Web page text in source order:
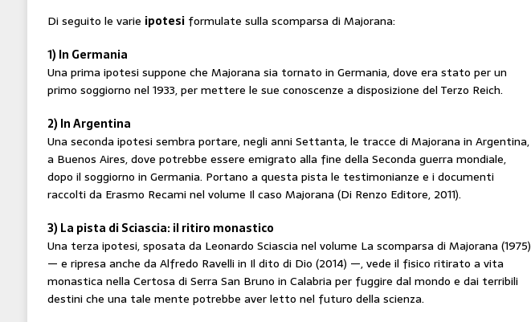
Di seguito le varie ipotesiformulate sulla scomparsa di Majorana:
1) In Germania
Una prima ipotesi suppone che Majorana sia tornato in Germania, dove era stato per un
primo soggiorno nel 1933, per mettere le sue conoscenze a disposizione del Terzo Reich.
2) In Argentina
Una seconda ipotesi sembra portare, negli anni Settanta, le tracce di Majorana in Argentina,
a Buenos Aires, dove potrebbe essere emigrato alla fine della Seconda guerra mondiale,
dopo il soggiorno in Germania. Portano a questa pista le testimonianze e i documenti
raccolti da Erasmo Recami nel volume Il caso Majorana (Di Renzo Editore, 2011).
3) La pista di Sciascia: il ritiro monastico
Una terza ipotesi, sposata da Leonardo Sciascia nel volume La scomparsa di Majorana (1975)
— e ripresa anche da Alfredo Ravelli in Il dito di Dio (2014) —, vede il fisico ritirato a vita
monastica nella Certosa di Serra San Bruno in Calabria per fuggire dal mondo e dai terribili
destini che una tale mente potrebbe aver letto nel futuro della scienza.